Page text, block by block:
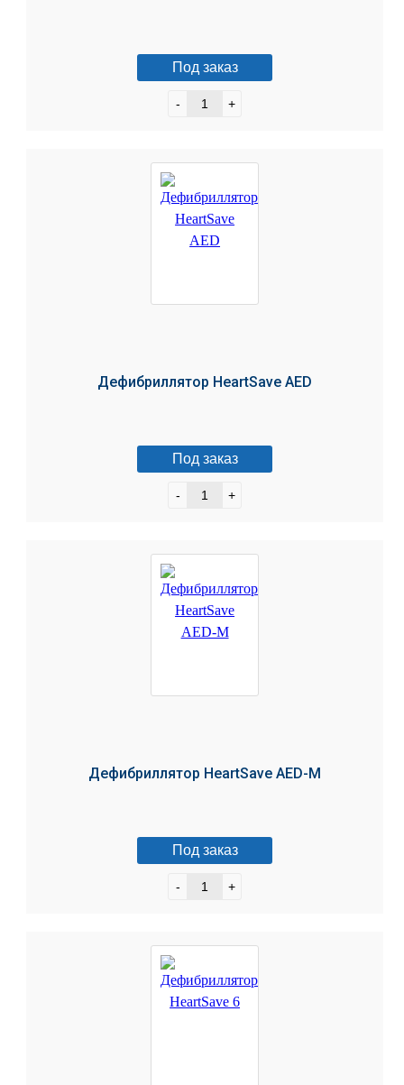
Под заказ
- +
Дефибриллятор HeartSave AED
Под заказ
- +
Дефибриллятор HeartSave AED-M
Под заказ
- +